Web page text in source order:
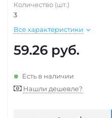
Количество (шт.)
3
Все характеристики
59.26 руб.
Есть в наличии
Нашли дешевле?